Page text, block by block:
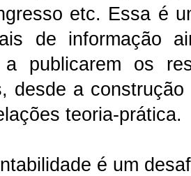
etc. Essa é
de informação
a publicarem os
desde a
teoria-prática.
é um